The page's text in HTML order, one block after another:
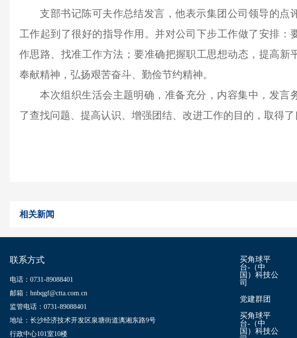
支部书记陈可夫作总结发言，他表示集团公司领导的点
工作起到了很好的指导作用 。 并对公司 下步工作做了安排 ：
作思路、找准工作方法 ； 要准确把握职工思想动态 ，提高新
奉献精神，弘扬艰苦奋斗、勤俭节约精神。
本次组织生活会主题明确， 准备充分 ， 内容集中 ， 发言
了查找问题、提高认识、增强团结、改进工作的目的，取得了
相关新闻
联系方式
电话：0731-89088401
邮箱：hnbqgf@ctta.com.cn
监管电话：0731-89088401
地址：长沙经济技术开发区泉塘街道漓湘东路9号
行政中心101室10楼
买角球平
台-（中
国）科技公
司
党建群团
买角球平
台-（中
国）科技公